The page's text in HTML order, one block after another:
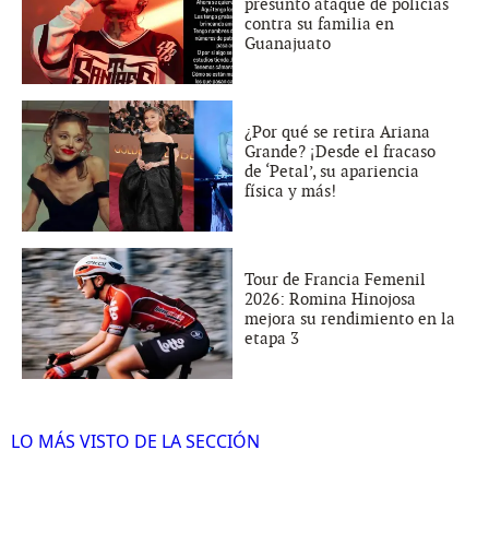
presunto ataque de policías
contra su familia en
Guanajuato
¿Por qué se retira Ariana
Grande? ¡Desde el fracaso
de ‘Petal’, su apariencia
física y más!
Tour de Francia Femenil
2026: Romina Hinojosa
mejora su rendimiento en la
etapa 3
LO MÁS VISTO DE LA SECCIÓN